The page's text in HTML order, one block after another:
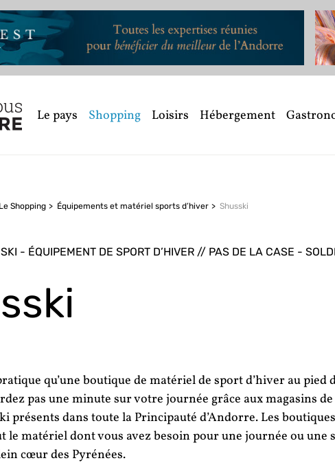
Le pays Shopping Loisirs Hébergement
Le Shopping Équipements et matériel sports d’hiver Shusski
- ÉQUIPEMENT DE SPORT D’HIVER // PAS DE LA CASE -
qu’une boutique de matériel de sport d’hiver au pied
pas une minute sur votre journée grâce aux magasins
présents dans toute la Principauté d’Andorre. Les boutiques
le matériel dont vous avez besoin pour une journée ou une
cœur des Pyrénées.